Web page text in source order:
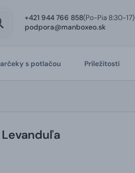
+421 944 766 858(Po-Pia 8:30-17)
podpora@manboxeo.sk
s potlačou Príležitosti